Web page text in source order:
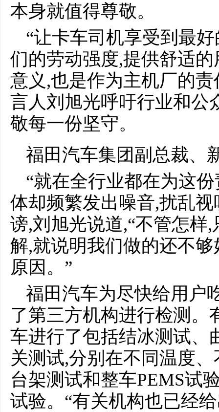
本身就值得尊敬。
“让卡车司机享受到最
们的劳动强度,提供舒适
意义,也是作为主机厂的
言人刘旭光呼吁行业和公
敬每一份坚守。
福田汽车集团副总裁、
“就在全行业都在为这
体却频繁发出噪音,扰乱
谤,刘旭光说道,“不管怎样
解,就说明我们做的还不
原因。”
福田汽车为尽快给用户
了第三方机构进行检测。
车进行了包括结冰测试、
关测试,分别在不同温度
台架测试和整车PEMS试
试验。“有关机构也已经